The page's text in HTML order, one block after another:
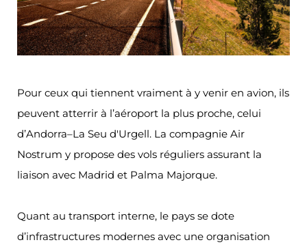
Pour ceux qui tiennent vraiment à y venir en avion, ils
peuvent atterrir à l’aéroport la plus proche, celui
d’Andorra–La Seu d'Urgell. La compagnie Air
Nostrum y propose des vols réguliers assurant la
liaison avec Madrid et Palma Majorque.
Quant au transport interne, le pays se dote
d’infrastructures modernes avec une organisation